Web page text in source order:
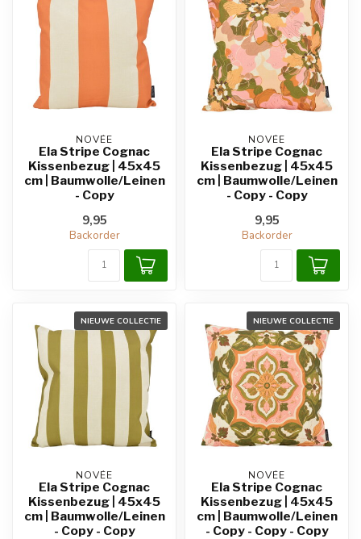
NOVÉE
Ela Stripe Cognac
Kissenbezug | 45x45
cm | Baumwolle/Leinen
- Copy
9,95
Backorder
NOVÉE
Ela Stripe Cognac
Kissenbezug | 45x45
cm | Baumwolle/Leinen
- Copy - Copy
9,95
Backorder
NIEUWE COLLECTIE
NOVÉE
Ela Stripe Cognac
Kissenbezug | 45x45
cm | Baumwolle/Leinen
- Copy - Copy
NIEUWE COLLECTIE
NOVÉE
Ela Stripe Cognac
Kissenbezug | 45x45
cm | Baumwolle/Leinen
- Copy - Copy - Copy